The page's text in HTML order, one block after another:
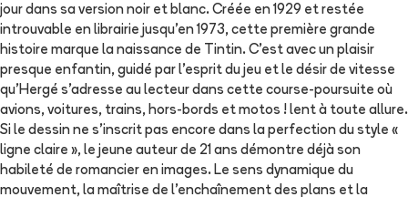
jour dans sa version noir et blanc. Créée en 1929 et restée
introuvable en librairie jusqu'en 1973, cette première grande
histoire marque la naissance de Tintin. C'est avec un plaisir
presque enfantin, guidé par l'esprit du jeu et le désir de vitesse
qu'Hergé s'adresse au lecteur dans cette course-poursuite où
avions, voitures, trains, hors-bords et motos ! lent à toute allure.
Si le dessin ne s'inscrit pas encore dans la perfection du style «
ligne claire », le jeune auteur de 21 ans démontre déjà son
habileté de romancier en images. Le sens dynamique du
mouvement, la maîtrise de l'enchaînement des plans et la